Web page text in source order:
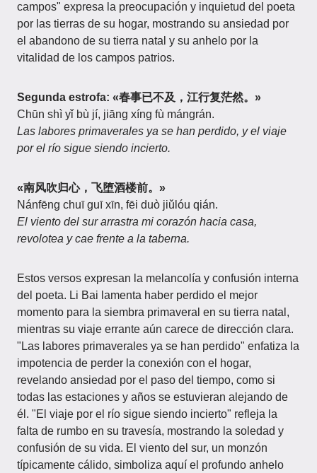
campos" expresa la preocupación y inquietud del poeta
por las tierras de su hogar, mostrando su ansiedad por
el abandono de su tierra natal y su anhelo por la
vitalidad de los campos patrios.
Segunda estrofa: «春事已不及，江行复茫然。»
Chūn shì yǐ bù jí, jiāng xíng fù mángrán.
Las labores primaverales ya se han perdido, y el viaje
por el río sigue siendo incierto.
«南风吹归心，飞堕酒楼前。»
Nánfēng chuī guī xīn, fēi duò jiǔlóu qián.
El viento del sur arrastra mi corazón hacia casa,
revolotea y cae frente a la taberna.
Estos versos expresan la melancolía y confusión interna
del poeta. Li Bai lamenta haber perdido el mejor
momento para la siembra primaveral en su tierra natal,
mientras su viaje errante aún carece de dirección clara.
"Las labores primaverales ya se han perdido" enfatiza la
impotencia de perder la conexión con el hogar,
revelando ansiedad por el paso del tiempo, como si
todas las estaciones y años se estuvieran alejando de
él. "El viaje por el río sigue siendo incierto" refleja la
falta de rumbo en su travesía, mostrando la soledad y
confusión de su vida. El viento del sur, un monzón
típicamente cálido, simboliza aquí el profundo anhelo